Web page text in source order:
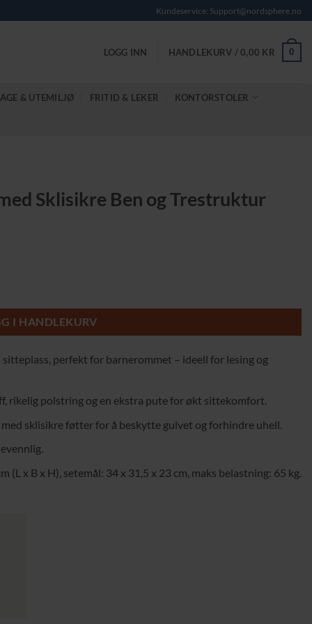
Kundeservice: Support@nordsphere.no
LOGG INN HANDLEKURV /0,00 KR 0
& UTEMILJØ FRITID & LEKER KONTORSTOLER
Sklisikre Ben og Trestruktur
I HANDLEKURV
perfekt for barnerommet – ideell for lesing og
rikelig polstring og en ekstra pute for økt sittekomfort.
med sklisikre føtter for å beskytte gulvet og forhindre uhell.
(L x B x H), setemål: 34 x 31,5 x 23 cm, maks belastning: 65 kg.